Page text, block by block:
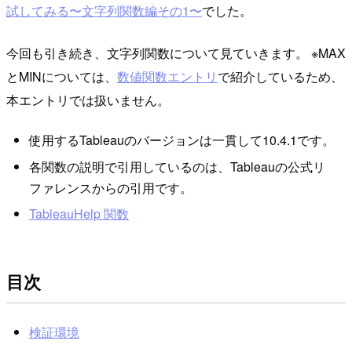
試してみる〜文字列関数編その1〜でした。
今回も引き続き、文字列関数について見ていきます。 ※MAX
とMINについては、 数値関数エントリ で紹介しているため、
本エントリでは扱いません。
使用するTableauのバージョンは一貫して10.4.1です。
各関数の説明で引用しているのは、Tableauの公式リ
ファレンスからの引用です。
TableauHelp 関数
目次
検証環境